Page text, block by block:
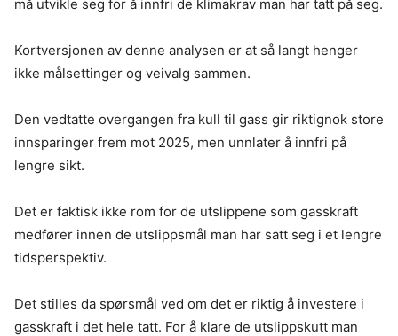
må utvikle seg for å innfri de klimakrav man har tatt på seg.
Kortversjonen av denne analysen er at så langt henger
ikke målsettinger og veivalg sammen.
Den vedtatte overgangen fra kull til gass gir riktignok store
innsparinger frem mot 2025, men unnlater å innfri på
lengre sikt.
Det er faktisk ikke rom for de utslippene som gasskraft
medfører innen de utslippsmål man har satt seg i et lengre
tidsperspektiv.
Det stilles da spørsmål ved om det er riktig å investere i
gasskraft i det hele tatt. For å klare de utslippskutt man